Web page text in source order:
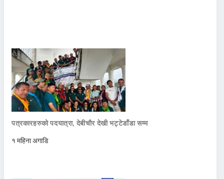
पत्रकारहरुको पदयात्रा, देबीचौर देखी भट्टेडाँडा सम्म
१ महिना अगाडि